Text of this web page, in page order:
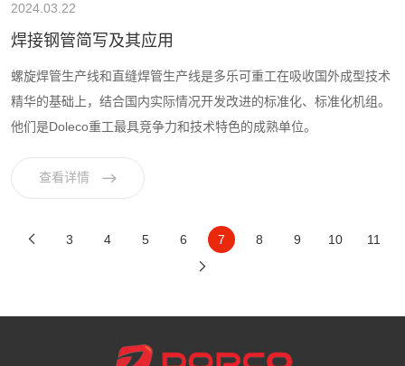
2024.03.22
焊接钢管简写及其应用
螺旋焊管生产线和直缝焊管生产线是多乐可重工在吸收国外成型技术
精华的基础上，结合国内实际情况开发改进的标准化、标准化机组。
他们是Doleco重工最具竞争力和技术特色的成熟单位。
查看详情
3 4 5 6 7 8 9 10 11